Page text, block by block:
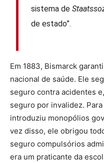
sistema de
de estado”.
Em 1883, Bismarck
nacional de saúde. Ele
seguro contra acidentes
seguro por invalidez.
introduziu monopólios
vez disso, ele obrigou
seguro compulsórios
era um praticante da